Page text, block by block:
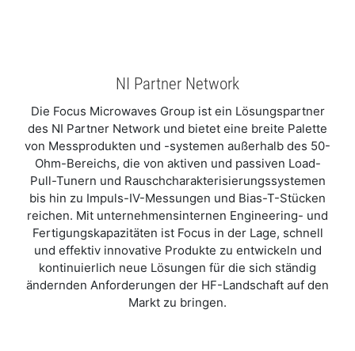
NI Partner Network
Die Focus Microwaves Group ist ein Lösungspartner
des NI Partner Network und bietet eine breite Palette
von Messprodukten und -systemen außerhalb des 50-
Ohm-Bereichs, die von aktiven und passiven Load-
Pull-Tunern und Rauschcharakterisierungssystemen
bis hin zu Impuls-IV-Messungen und Bias-T-Stücken
reichen. Mit unternehmensinternen Engineering- und
Fertigungskapazitäten ist Focus in der Lage, schnell
und effektiv innovative Produkte zu entwickeln und
kontinuierlich neue Lösungen für die sich ständig
ändernden Anforderungen der HF-Landschaft auf den
Markt zu bringen.